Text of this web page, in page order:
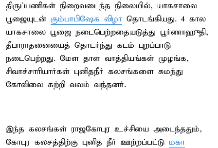
திருப்பணிகள் நிறைவடைந்த நிலையில், யாகசாலை
பூஜையுடன் கும்பாபிஷேக விழா தொடங்கியது. 4 கால
யாகசாலை பூஜை நடைபெற்றதையடுத்து பூர்ணாஹுதி,
தீபாராதனையைத் தொடர்ந்து கடம் புறப்பாடு
நடைபெற்றது. மேள தாள வாத்தியங்கள் முழங்க,
சிவாச்சாரியார்கள் புனிதநீர் கலசங்களை சுமந்து
கோவிலை சுற்றி வலம் வந்தனர்.
இந்த கலசங்கள் ராஜகோபுர உச்சியை அடைந்ததும்,
கோபுர கலசத்திற்கு புனித நீர் ஊற்றப்பட்டு மகா